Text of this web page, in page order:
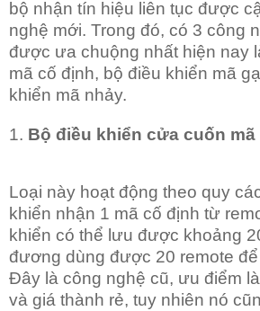
bộ nhận tín hiệu liên tục được
nghệ mới. Trong đó, có 3 công
được ưa chuộng nhất hiện nay
mã cố định, bộ điều khiển mã
khiển mã nhảy.
1. Bộ điều khiển cửa cuốn mã
Loại này hoạt động theo quy
khiển nhận 1 mã cố định từ
khiển có thể lưu được khoảng
đương dùng được 20 remote
Đây là công nghệ cũ, ưu điểm
và giá thành rẻ, tuy nhiên nó